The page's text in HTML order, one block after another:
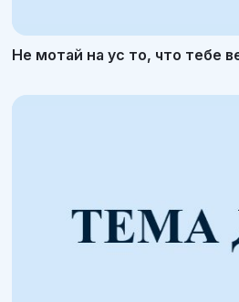
Не мотай на ус то, что тебе